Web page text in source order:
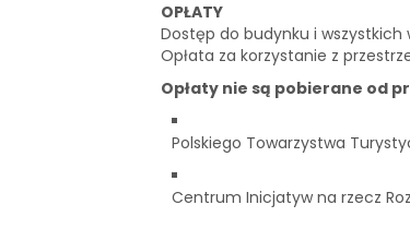
OPŁATY
Dostęp do budynku i
Opłata za korzystanie z
Opłaty nie są pobierane od
Polskiego Towarzystwa
Centrum Inicjatyw na rzecz